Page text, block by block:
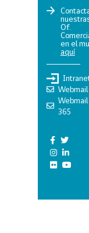
Of.
en el
aquí
Webmail
Webmail
365